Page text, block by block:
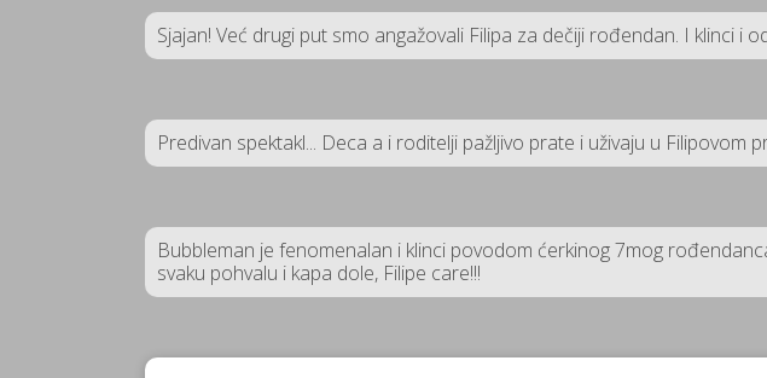
Sjajan! Već drugi put smo angažovali Filipa za dečiji rođendan. I klinci
Predivan spektakl... Deca a i roditelji pažljivo prate i uživaju u Filipovom
Bubbleman je fenomenalan i klinci povodom ćerkinog 7mog
svaku pohvalu i kapa dole, Filipe care!!!